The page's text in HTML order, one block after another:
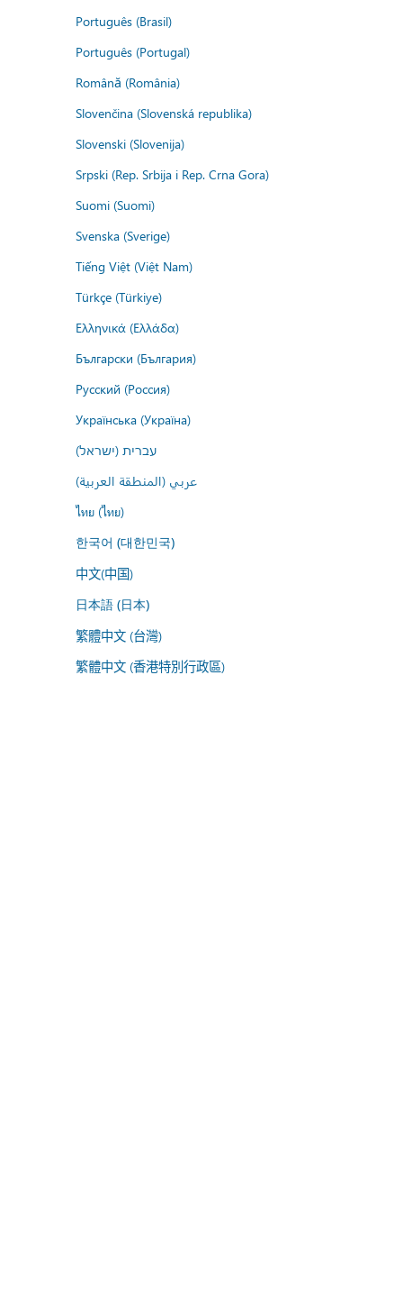
Português (Brasil)
Português (Portugal)
Română (România)
Slovenčina (Slovenská republika)
Slovenski (Slovenija)
Srpski (Rep. Srbija i Rep. Crna Gora)
Suomi (Suomi)
Svenska (Sverige)
Tiếng Việt (Việt Nam)
Türkçe (Türkiye)
Ελληνικά (Ελλάδα)
Български (България)
Русский (Россия)
Українська (Україна)
עברית (ישראל)
عربي (المنطقة العربية)
ไทย (ไทย)
한국어 (대한민국)
中文(中国)
日本語 (日本)
繁體中文 (台灣)
繁體中文 (香港特別行政區)